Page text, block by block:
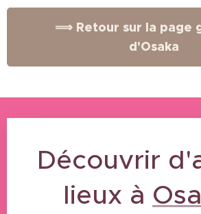
⟹ Retour sur la page
d'Osaka
Découvrir
lieux à
21/10/2025 25/07/2024
Tempozan